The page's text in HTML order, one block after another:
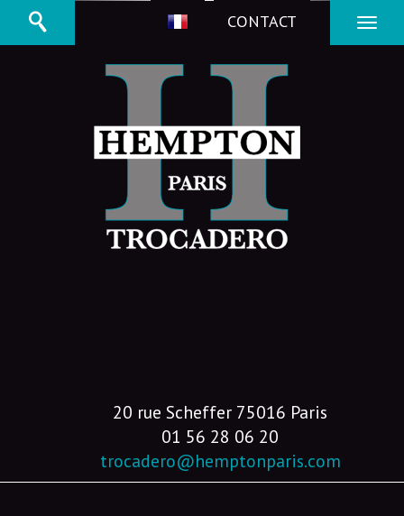
CONTACT
20 rue Scheffer 75016 Paris
01 56 28 06 20
trocadero@hemptonparis.com